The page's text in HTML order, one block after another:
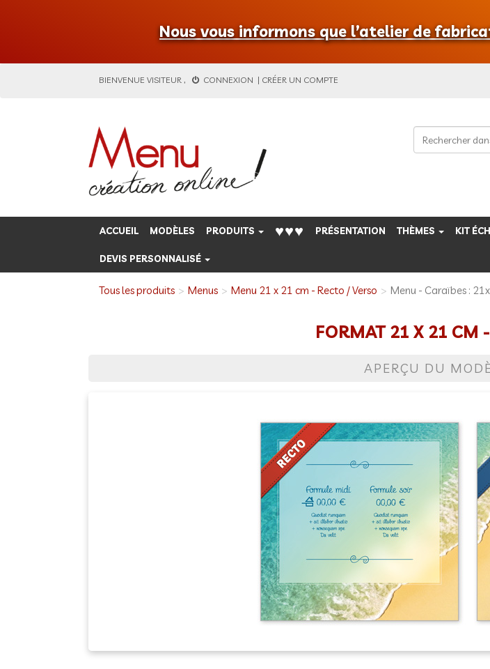
Nous vous informons que l’atelier de
BIENVENUE VISITEUR , CONNEXION | CRÉER UN COMPTE
ACCUEIL MODÈLES PRODUITS ♥♥♥ PRÉSENTATION THÈMES KIT
DEVIS PERSONNALISÉ
Tous les produits Menus Menu 21 x 21 cm - Recto / Verso Menu - Caraïbes :
FORMAT 21 X 21 CM
APERÇU DU